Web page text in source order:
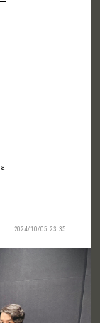
2024/10/05 23:35